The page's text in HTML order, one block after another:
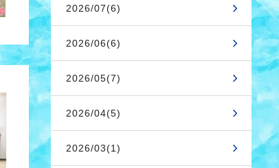
2026/07(6)
2026/06(6)
2026/05(7)
2026/04(5)
2026/03(1)